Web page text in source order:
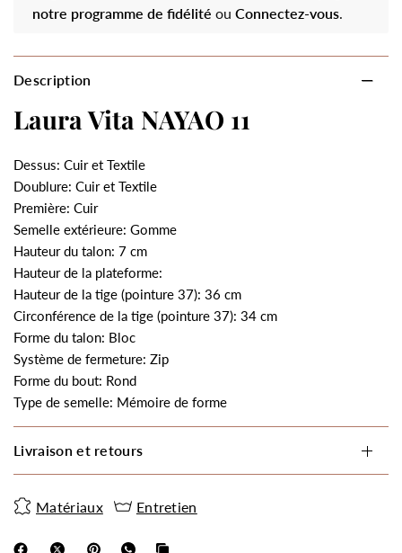
notre programme de fidélité ou Connectez-vous.
Description
Laura Vita NAYAO 11
Dessus: Cuir et Textile
Doublure: Cuir et Textile
Première: Cuir
Semelle extérieure: Gomme
Hauteur du talon: 7 cm
Hauteur de la plateforme:
Hauteur de la tige (pointure 37): 36 cm
Circonférence de la tige (pointure 37): 34 cm
Forme du talon: Bloc
Système de fermeture: Zip
Forme du bout: Rond
Type de semelle: Mémoire de forme
Livraison et retours
Matériaux Entretien